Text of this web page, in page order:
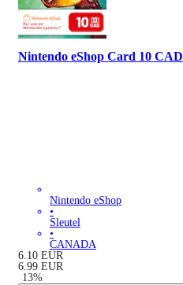
Nintendo eShop Card 10 CAD
Nintendo eShop
•
Sleutel
•
CANADA
6.10 EUR
6.99 EUR
-13%